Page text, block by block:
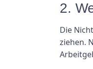
2.
Die
ziehen.